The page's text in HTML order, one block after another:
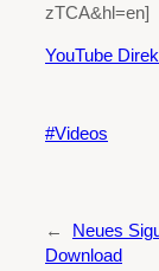
zTCA&hl=en]
YouTube
Videos
←
Neues
Download